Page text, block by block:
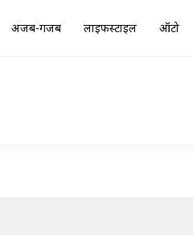
अजब-गजब लाइफस्टाइल ऑटो